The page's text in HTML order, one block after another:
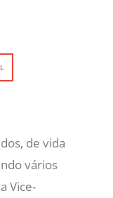
de vida
vários
Vice-